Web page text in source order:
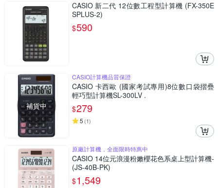
CASIO 新二代 12位數工程型計算機 (FX-350E
SPLUS-2)
$590
補貨中
CASIO計算機品質保證
CASIO 卡西歐 (國家考試專用)8位數口袋摺疊
輕巧型計算機SL-300LV .
$279
5 (1)
原廠計算機，全面限時特惠中
CASIO 14位元浪漫粉嫩櫻花色系桌上型計算機-
(JS-40B-PK)
$1,549